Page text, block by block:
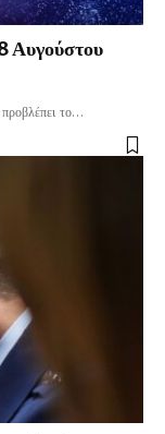
Αυγούστου
το…